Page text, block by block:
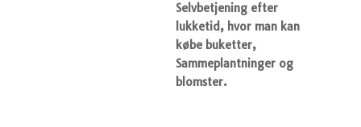
Selvbetjening efter
lukketid, hvor man kan
købe buketter,
Sammeplantninger og
blomster.